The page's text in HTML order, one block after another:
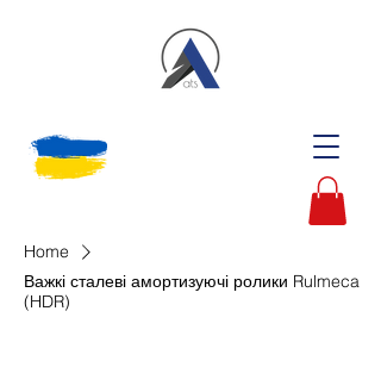
Home
Важкі сталеві амортизуючі ролики Rulmeca
(HDR)